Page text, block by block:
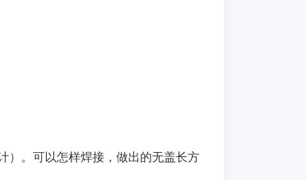
）。可以怎样焊接，做出的无盖长方